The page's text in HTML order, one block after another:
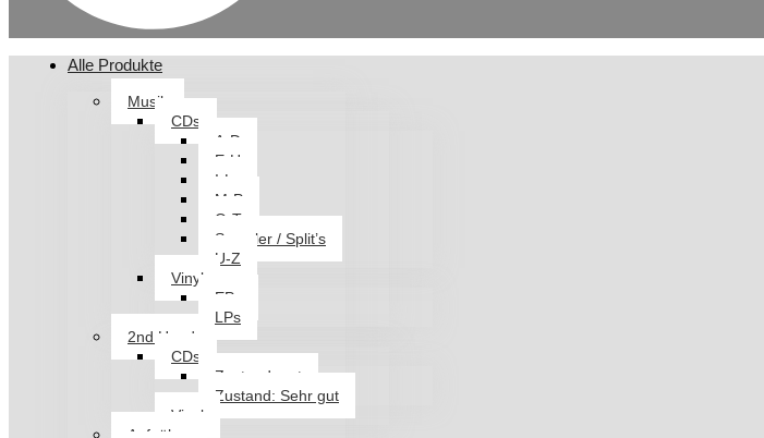
Alle Produkte
Musik
CDs
A-D
E-H
I-L
M-P
Q-T
Sampler / Split’s
U-Z
Vinyl
EPs
LPs
2nd Hand
CDs
Zustand: gut
Zustand: Sehr gut
Vinyl